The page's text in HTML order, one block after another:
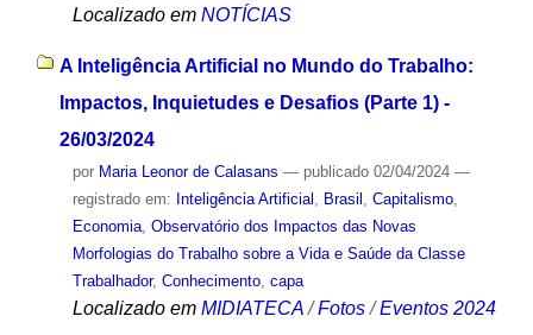
Localizado em NOTÍCIAS
A Inteligência Artificial no Mundo do Trabalho:
Impactos, Inquietudes e Desafios (Parte 1) -
26/03/2024
por Maria Leonor de Calasans — publicado02/04/2024 —
registrado em: Inteligência Artificial , Brasil , Capitalismo,
Economia, Observatório dos Impactos das Novas
Morfologias do Trabalho sobre a Vida e Saúde da Classe
Trabalhador, Conhecimento, capa
Localizado em MIDIATECA /Fotos /Eventos 2024